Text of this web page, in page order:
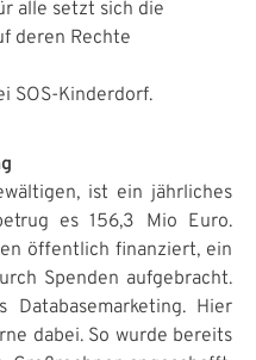
alle setzt sich die
deren Rechte
SOS-Kinderdorf.
ist ein jährliches
es 156,3 Mio Euro.
öffentlich finanziert, ein
Spenden aufgebracht.
Hier
dabei. So wurde bereits